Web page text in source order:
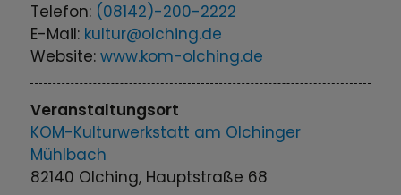
Telefon: (08142)-200-2222
E-Mail: kultur@olching.de
Website:www.kom-olching.de
Veranstaltungsort
KOM-Kulturwerkstatt am Olchinger
Mühlbach
82140 Olching, Hauptstraße 68